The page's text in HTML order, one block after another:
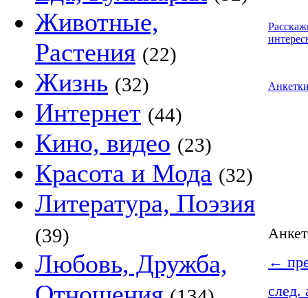
Животные,
Растения (22)
Жизнь (32)
Интернет (44)
Кино, видео (23)
Красота и Мода (32)
Литература, Поэзия
(39)
Любовь, Дружба,
←
след.